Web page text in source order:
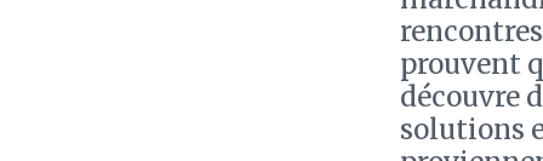
prouvent
découvre
solutions